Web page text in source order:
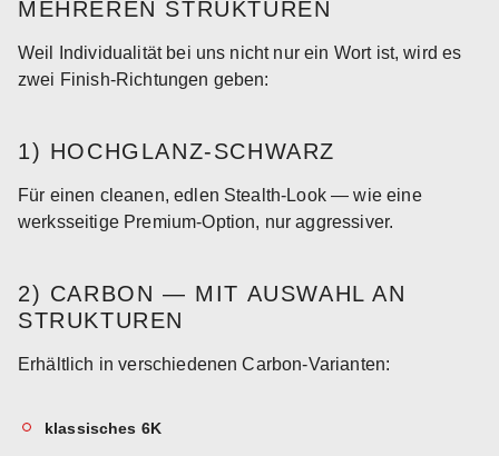
MEHREREN STRUKTUREN
Weil Individualität bei uns nicht nur ein Wort ist, wird es
zwei Finish-Richtungen geben:
1) HOCHGLANZ-SCHWARZ
Für einen cleanen, edlen Stealth-Look — wie eine
werksseitige Premium-Option, nur aggressiver.
2) CARBON — MIT AUSWAHL AN
STRUKTUREN
Erhältlich in verschiedenen Carbon-Varianten:
klassisches 6K